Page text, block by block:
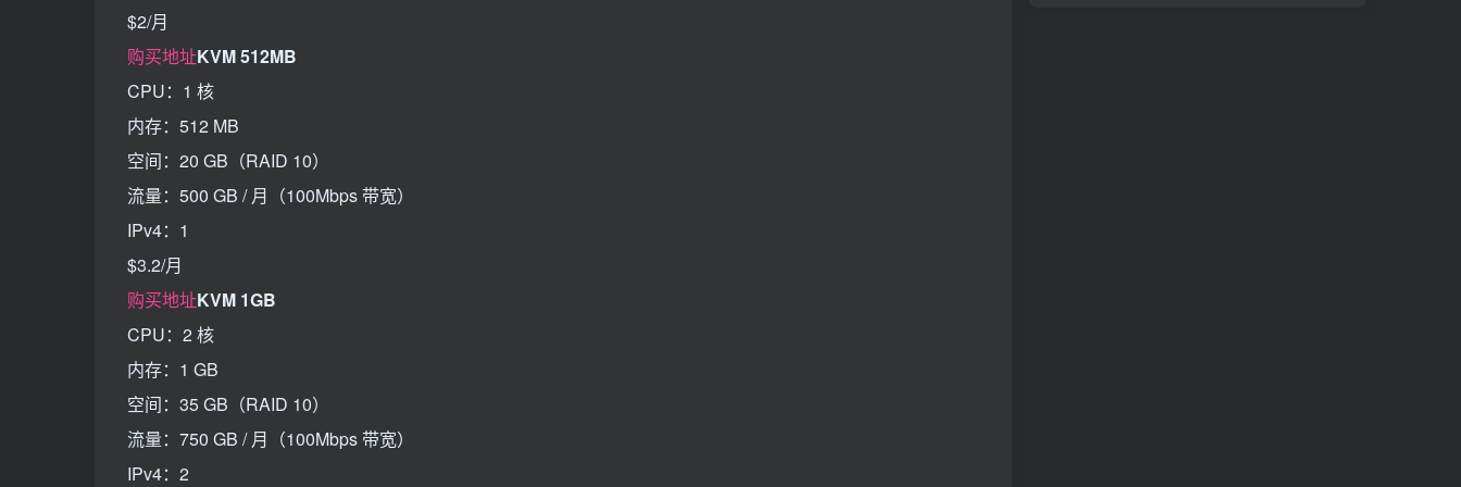
$2/月
购买地址KVM 512MB
CPU：1 核
内存：512 MB
空间：20 GB（RAID 10）
流量：500 GB / 月（100Mbps 带宽）
IPv4：1
$3.2/月
购买地址KVM 1GB
CPU：2 核
内存：1 GB
空间：35 GB（RAID 10）
流量：750 GB / 月（100Mbps 带宽）
IPv4：2